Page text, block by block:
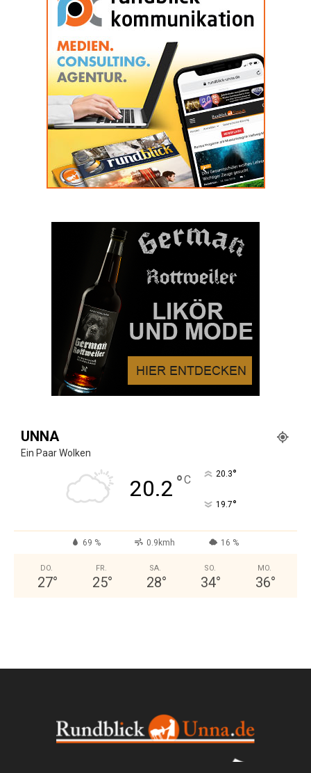
UNNA
Ein Paar Wolken
20.2 °C 20.3°
19.7°
69 % 0.9kmh 16 %
DO.
27°
FR.
25°
SA.
28°
SO.
34°
MO.
36°